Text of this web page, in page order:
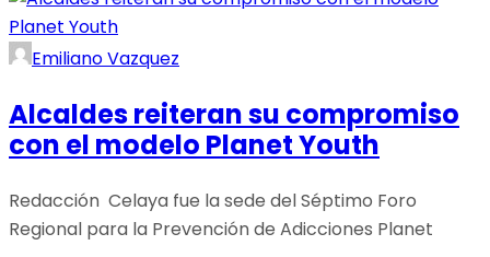
Emiliano Vazquez
Alcaldes reiteran su compromiso
con el modelo Planet Youth
Redacción Celaya fue la sede del Séptimo Foro
Regional para la Prevención de Adicciones Planet